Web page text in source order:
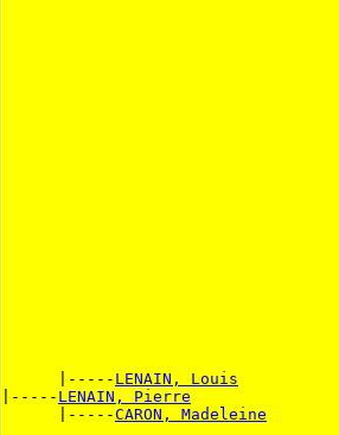
      |-----
LENAIN, Louis
|----- LENAIN, Pierre
      |-----
CARON, Madeleine